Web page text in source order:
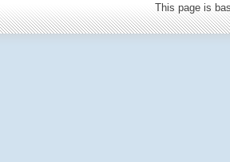
This page is